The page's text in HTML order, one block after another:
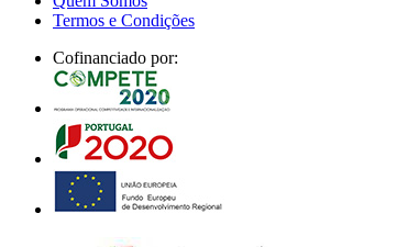
Termos e Condições
Cofinanciado por: